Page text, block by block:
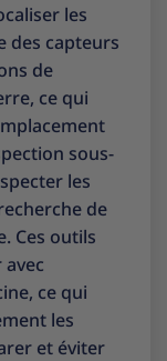
les
des capteurs
de
ce qui
sous-
les
de
Ces outils
ce qui
les
et éviter